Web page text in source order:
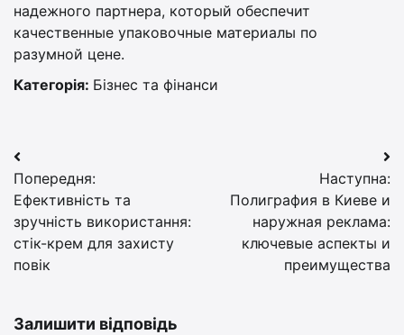
надежного партнера, который обеспечит
качественные упаковочные материалы по
разумной цене.
Категорія: Бізнес та фінанси
Навігація
записів
Попередня:
Ефективність та
зручність використання:
стік-крем для захисту
повік
Наступна:
Полиграфия в Киеве и
наружная реклама:
ключевые аспекты и
преимущества
Залишити відповідь